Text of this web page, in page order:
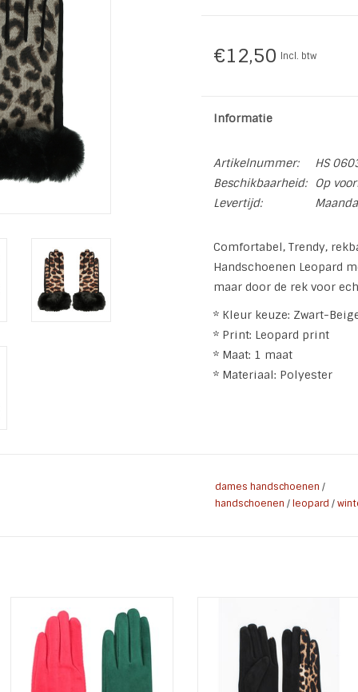
€12,50 Incl. btw
Informatie
Artikelnummer:
HS
Beschikbaarheid:
Op
Levertijd:
Comfortabel, Trendy,
Handschoenen Leopard
maar door de rek voor
* Kleur keuze: Zwart-
* Print: Leopard print
* Maat: 1 maat
* Materiaal: Polyester
dames handschoenen /
handschoenen /leopard /
Elegance van een soepele
rekbare stof met details
TOEVOEGEN AAN WINKELWAGEN
Lady. Soepele rekbare stof en
heerlijk warm.
TOEVOEGEN AAN WINKELWAGEN